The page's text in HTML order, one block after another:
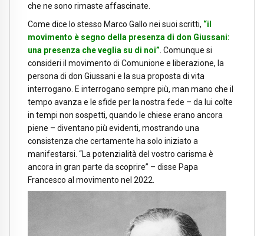
che ne sono rimaste affascinate.
Come dice lo stesso Marco Gallo nei suoi scritti, “il
movimento è segno della presenza di don Giussani:
una presenza che veglia su di noi” . Comunque si
consideri il movimento di Comunione e liberazione, la
persona di don Giussani e la sua proposta di vita
interrogano. E interrogano sempre più, man mano che il
tempo avanza e le sfide per la nostra fede – da lui colte
in tempi non sospetti, quando le chiese erano ancora
piene – diventano più evidenti, mostrando una
consistenza che certamente ha solo iniziato a
manifestarsi. “La potenzialità del vostro carisma è
ancora in gran parte da scoprire” – disse Papa
Francesco al movimento nel 2022.